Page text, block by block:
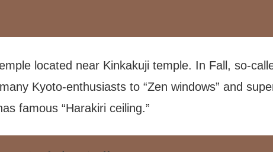
located near Kinkakuji temple. In Fall, so-
Kyoto-enthusiasts to “Zen windows” and
famous “Harakiri ceiling.”